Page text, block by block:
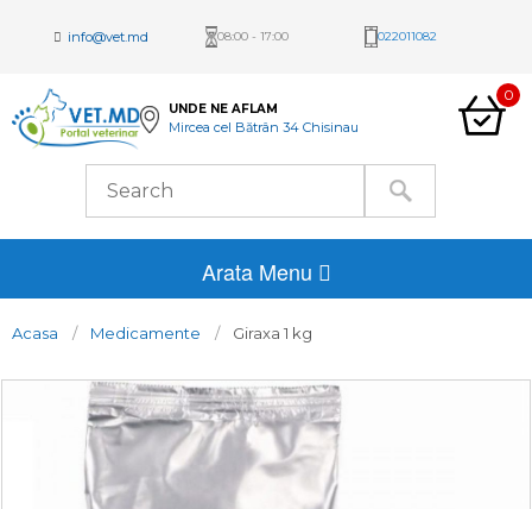
info@vet.md 08:00 - 17:00 022011082
UNDE NE AFLAM
Mircea cel Bătrân 34 Chisinau
0
Arata Menu
Acasa Medicamente Giraxa 1 kg